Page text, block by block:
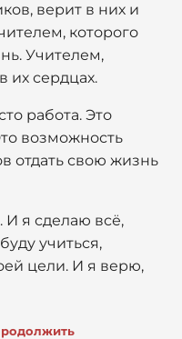
верит в них и
которого
Учителем,
их сердцах.
работа. Это
возможность
отдать свою жизнь
И я сделаю всё,
учиться,
цели. И я верю,